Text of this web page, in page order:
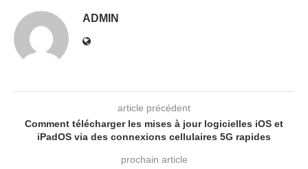
ADMIN
article précédent
Comment télécharger les mises à jour logicielles iOS et
iPadOS via des connexions cellulaires 5G rapides
prochain article